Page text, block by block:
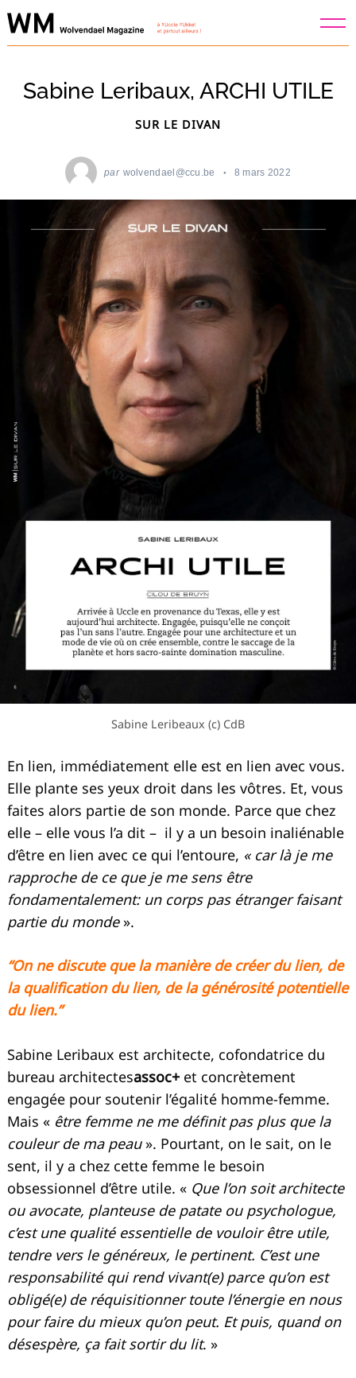
Skip
to
Sabine Leribaux, ARCHI UTILE
SUR LE DIVAN
par wolvendael@ccu.be 8 mars 2022
Sabine Leribeaux (c) CdB
En lien, immédiatement elle est en lien avec vous.
Elle plante ses yeux droit dans les vôtres. Et, vous
faites alors partie de son monde. Parce que chez
elle – elle vous l’a dit – il y a un besoin inaliénable
d’être en lien avec ce qui l’entoure, « car là je me
rapproche de ce que je me sens être
fondamentalement: un corps pas étranger faisant
partie du monde».
“On ne discute que la manière de créer du lien, de
la qualification du lien, de la générosité potentielle
du lien.”
Sabine Leribaux est architecte, cofondatrice du
bureau architectesassoc+et concrètement
engagée pour soutenir l’égalité homme-femme.
Mais « être femme ne me définit pas plus que la
couleur de ma peau». Pourtant, on le sait, on le
sent, il y a chez cette femme le besoin
obsessionnel d’être utile. « Que l’on soit architecte
ou avocate, planteuse de patate ou psychologue,
c’est une qualité essentielle de vouloir être utile,
tendre vers le généreux, le pertinent. C’est une
responsabilité qui rend vivant(e) parce qu’on est
obligé(e) de réquisitionner toute l’énergie en nous
pour faire du mieux qu’on peut. Et puis, quand on
désespère, ça fait sortir du lit. »